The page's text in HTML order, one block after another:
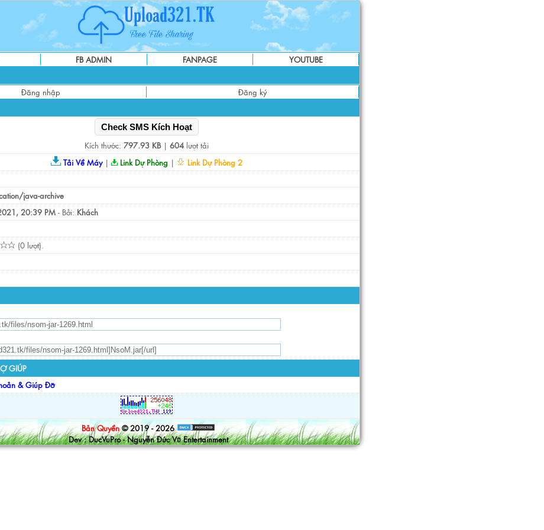
FB ADMIN FANPAGE
YOUTUBE
Đăng nhập
Đăng ký
Check SMS Kích Hoạt
Kích thước: 797.93 KB| 604 lượt tải
Tải Về Máy| Link Dự Phòng |
Link Dự Phòng 2
java-archive
20:39 PM - Bởi: Khách
(0 lượt).
GIÚP
& Giúp Đỡ
Bản Quyền © 2019 - 2026
Dev : DucVuPro - Nguyễn Đức Vũ Entertainment